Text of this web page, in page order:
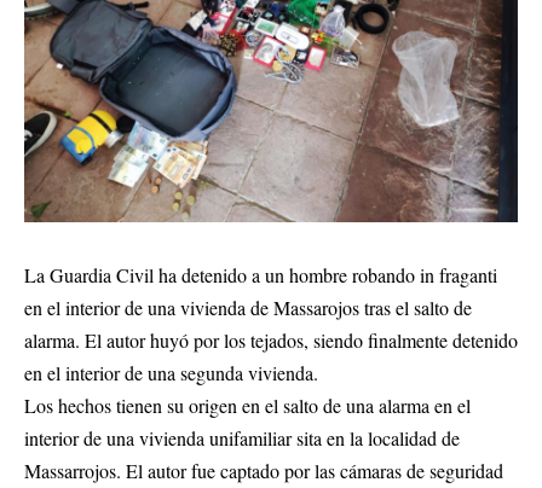
La Guardia Civil ha detenido a un hombre robando in fraganti
en el interior de una vivienda de Massarojos tras el salto de
alarma. El autor huyó por los tejados, siendo finalmente detenido
en el interior de una segunda vivienda.
Los hechos tienen su origen en el salto de una alarma en el
interior de una vivienda unifamiliar sita en la localidad de
Massarrojos. El autor fue captado por las cámaras de seguridad